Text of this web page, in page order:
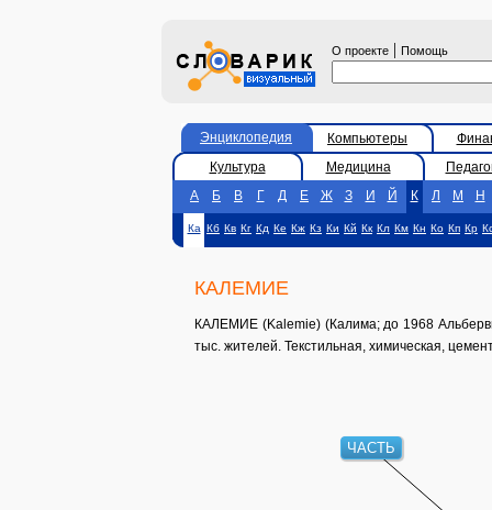
О проекте | Помощь
Энциклопедия Компьютеры
Культура
Медицина
А
Б В Г Д Е Ж З И Й К Л М Н
Ка Кб Кв Кг Кд Ке Кж Кз Ки Кй Кк Кл Км Кн Ко Кп Кр
КАЛЕМИЕ
КАЛЕМИЕ (Kalemie) (Калима; до 1968
тыс. жителей. Текстильная, химическая,
ЧАСТЬ